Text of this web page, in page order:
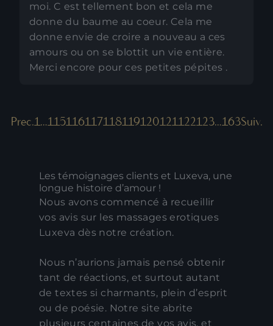
moi. C est tellement bon et cela me
donne du baume au coeur. Cela me
donne envie de croire a nouveau a ces
amours ou on se blottit un vie entière.
Merci encore pour ces petites pépites .
Prec.1…115116117118119120121122123…163Suiv.
Les témoignages clients et Luxeva, une
longue histoire d’amour !
Nous avons commencé à recueillir
vos avis sur les massages erotiques
Luxeva dès notre création.
Nous n’aurions jamais pensé obtenir
tant de réactions, et surtout autant
de textes si charmants, plein d’esprit
ou de poésie. Notre site abrite
plusieurs centaines de vos avis, et